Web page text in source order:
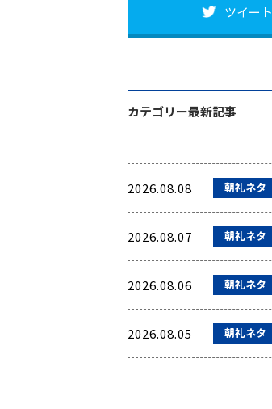
ツイート
カテゴリー最新記事
2026.08.08 朝礼ネタ
2026.08.07 朝礼ネタ
2026.08.06 朝礼ネタ
2026.08.05 朝礼ネタ